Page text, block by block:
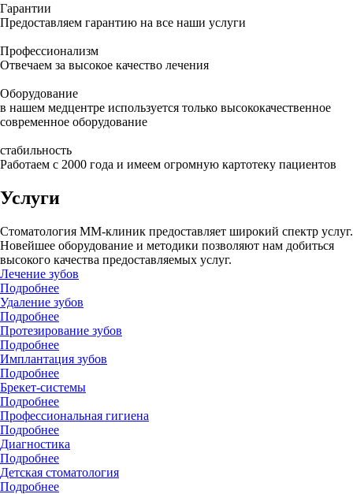
Гарантии
Предоставляем гарантию на все наши услуги
Профессионализм
Отвечаем за высокое качество лечения
Оборудование
в нашем медцентре используется только высококачественное
современное оборудование
стабильность
Работаем с 2000 года и имеем огромную картотеку пациентов
Услуги
Стоматология ММ-клиник предоставляет широкий спектр услуг.
Новейшее оборудование и методики позволяют нам добиться
высокого качества предоставляемых услуг.
Лечение зубов
Подробнее
Удаление зубов
Подробнее
Протезирование зубов
Подробнее
Имплантация зубов
Подробнее
Брекет-системы
Подробнее
Профессиональная гигиена
Подробнее
Диагностика
Подробнее
Детская стоматология
Подробнее